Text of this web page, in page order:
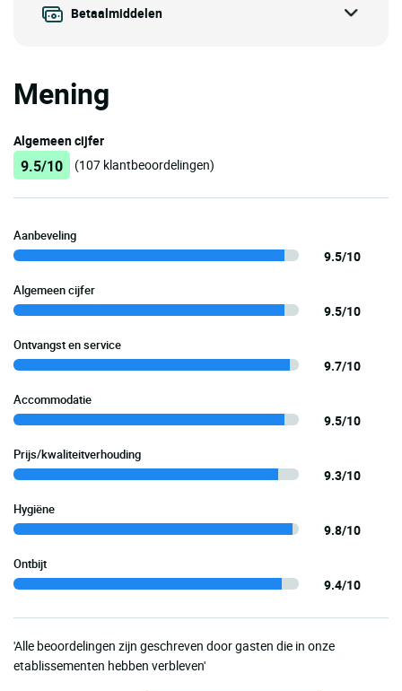
Betaalmiddelen
Mening
Algemeen cijfer
9.5/10 (107 klantbeoordelingen)
Aanbeveling
9.5/10
Algemeen cijfer
9.5/10
Ontvangst en service
9.7/10
Accommodatie
9.5/10
Prijs/kwaliteitverhouding
9.3/10
Hygiëne
9.8/10
Ontbijt
9.4/10
'Alle beoordelingen zijn geschreven door gasten die in onze
etablissementen hebben verbleven'